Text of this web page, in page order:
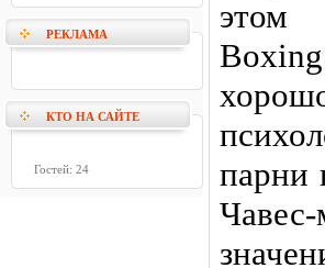
РЕКЛАМА
КТО НА САЙТЕ
Гостей: 24
этом
парни